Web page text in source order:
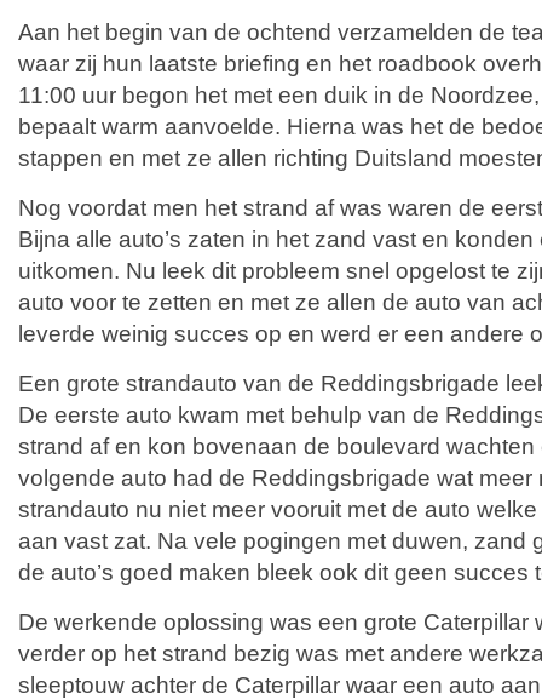
Aan het begin van de ochtend verzamelden de
waar zij hun laatste briefing en het roadbook
11:00 uur begon het met een duik in de
bepaalt warm aanvoelde. Hierna was het de
stappen en met ze allen richting Duitsland
Nog voordat men het strand af was waren de
Bijna alle auto’s zaten in het zand vast en
uitkomen. Nu leek dit probleem snel opgelost te
auto voor te zetten en met ze allen de auto van
leverde weinig succes op en werd er een andere
Een grote strandauto van de Reddingsbrigade
De eerste auto kwam met behulp van de
strand af en kon bovenaan de boulevard wachten
volgende auto had de Reddingsbrigade wat meer
strandauto nu niet meer vooruit met de auto
aan vast zat. Na vele pogingen met duwen, zand
de auto’s goed maken bleek ook dit geen succes
De werkende oplossing was een grote Caterpillar
verder op het strand bezig was met andere
sleeptouw achter de Caterpillar waar een auto